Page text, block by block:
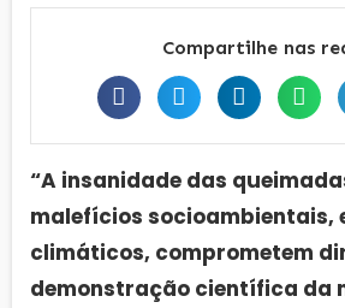
Compartilhe nas
“A insanidade das
malefícios socioambientais,
climáticos, comprometem
demonstração científica da